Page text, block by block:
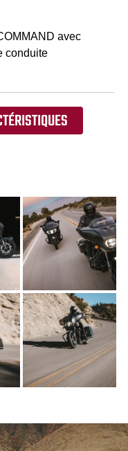
avec
conduite